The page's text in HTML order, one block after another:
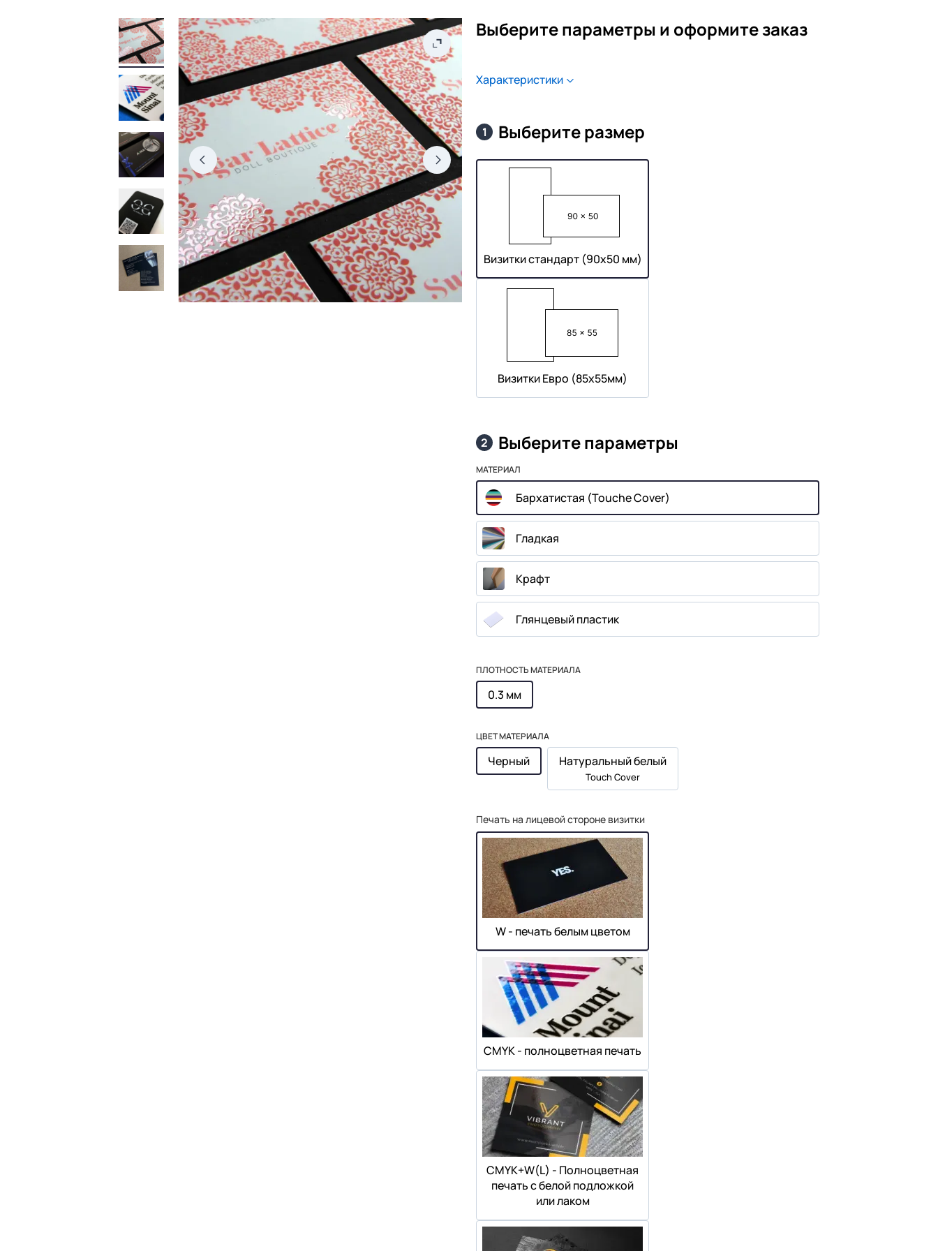
Выберите параметры и оформите заказ
Характеристики
1 Выберите размер
Визитки стандарт (90х50 мм)
Визитки Евро (85х55мм)
2 Выберите параметры
МАТЕРИАЛ
Бархатистая (Touche Cover)
Гладкая
Крафт
Глянцевый пластик
ПЛОТНОСТЬ МАТЕРИАЛА
0.3 мм
ЦВЕТ МАТЕРИАЛА
Черный Натуральный белый
Touch Cover
Печать на лицевой стороне визитки
W - печать белым цветом
СMYK - полноцветная печать
СMYK+W(L) - Полноцветная
печать с белой подложкой
или лаком